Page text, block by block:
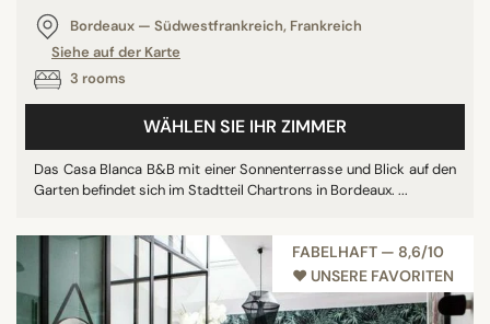
Bordeaux — Südwestfrankreich, Frankreich
Siehe auf der Karte
3 rooms
WÄHLEN SIE IHR ZIMMER
Das Casa Blanca B&B mit einer Sonnenterrasse und Blick auf den
Garten befindet sich im Stadtteil Chartrons in Bordeaux. ...
FABELHAFT — 8,6/10
♥︎ UNSERE FAVORITEN